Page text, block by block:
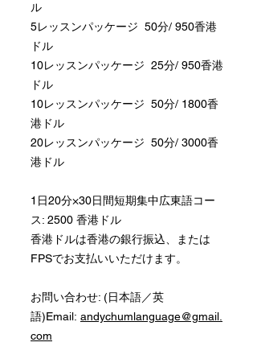
ル
5レッスンパッケージ 50分/ 950香港
ドル
10レッスンパッケージ 25分/ 950香港
ドル
10レッスンパッケージ 50分/ 1800香
港ドル
20レッスンパッケージ 50分/ 3000香
港ドル
1日20分×30日間短期集中広東語コー
ス: 2500 香港ドル
香港ドルは香港の銀行振込、または
FPSでお支払いいただけます。
お問い合わせ: (日本語／英
語)Email: andychumlanguage@gmail.
com